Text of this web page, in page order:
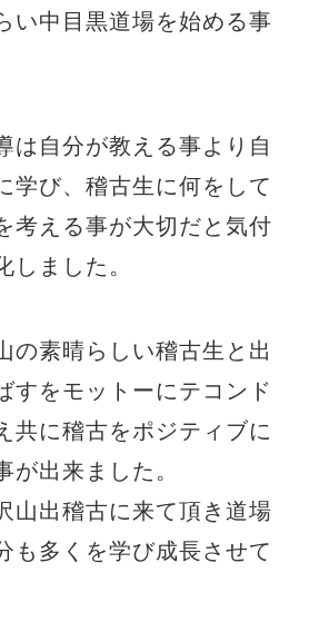
い中目黒道場を始める事
は自分が教える事より自
学び、稽古生に何をして
考える事が大切だと気付
しました。
の素晴らしい稽古生と出
すをモットーにテコンド
共に稽古をポジティブに
が出来ました。
山出稽古に来て頂き道場
も多くを学び成長させて